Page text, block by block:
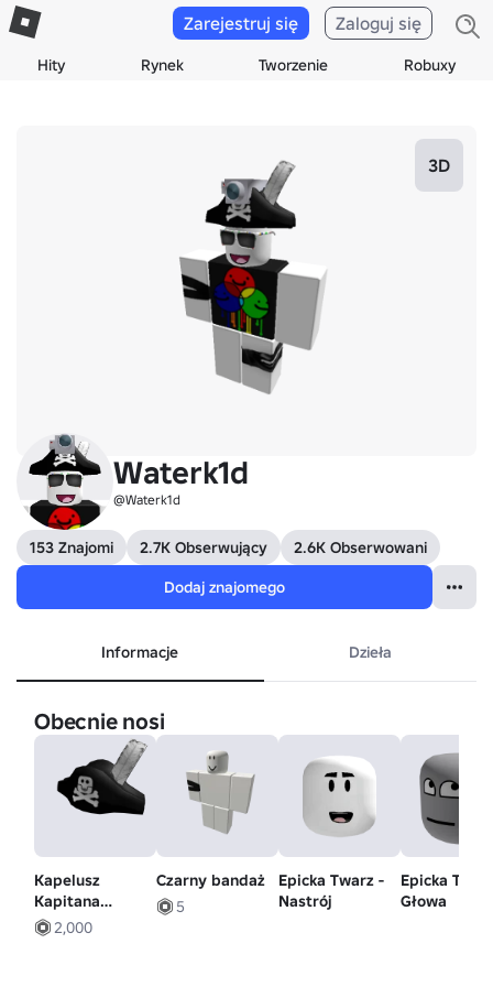
Hity Rynek Tworzenie Robuxy
Zarejestruj się Zaloguj się
3D
Waterk1d
@Waterk1d
153 Znajomi 2.7K Obserwujący
2.6K Obserwowani
Dodaj znajomego
Informacje Dzieła
Obecnie nosi
Kapelusz
Kapitana
Piratów
2,000
Czarny bandaż
5
Epicka Twarz -
Nastrój
Epicka
Głowa